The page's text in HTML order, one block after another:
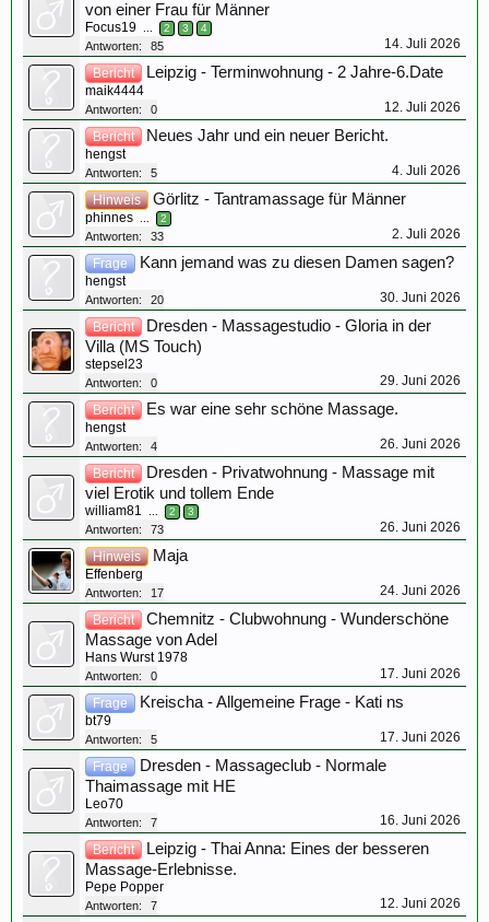
von einer Frau für Männer
Focus19 ... 2 3 4
Antworten: 85 14. Juli 2026
Bericht Leipzig - Terminwohnung - 2 Jahre-6.Date
maik4444
Antworten: 0 12. Juli 2026
Bericht Neues Jahr und ein neuer Bericht.
hengst
Antworten: 5 4. Juli 2026
Hinweis Görlitz - Tantramassage für Männer
phinnes ... 2
Antworten: 33 2. Juli 2026
Frage Kann jemand was zu diesen Damen sagen?
hengst
Antworten: 20 30. Juni 2026
Bericht
Dresden - Massagestudio - Gloria in der
Villa (MS Touch)
stepsel23
Antworten: 0 29. Juni 2026
Bericht Es war eine sehr schöne Massage.
hengst
Antworten: 4 26. Juni 2026
Bericht
Dresden - Privatwohnung - Massage mit
viel Erotik und tollem Ende
william81 ... 2 3
Antworten: 73 26. Juni 2026
Hinweis Maja
Effenberg
Antworten: 17 24. Juni 2026
Bericht
Chemnitz - Clubwohnung - Wunderschöne
Massage von Adel
Hans Wurst 1978
Antworten: 0 17. Juni 2026
Frage Kreischa - Allgemeine Frage - Kati ns
bt79
Antworten: 5 17. Juni 2026
Frage
Dresden - Massageclub - Normale
Thaimassage mit HE
Leo70
Antworten: 7 16. Juni 2026
Bericht
Leipzig - Thai Anna: Eines der besseren
Massage-Erlebnisse.
Pepe Popper
Antworten: 7 12. Juni 2026